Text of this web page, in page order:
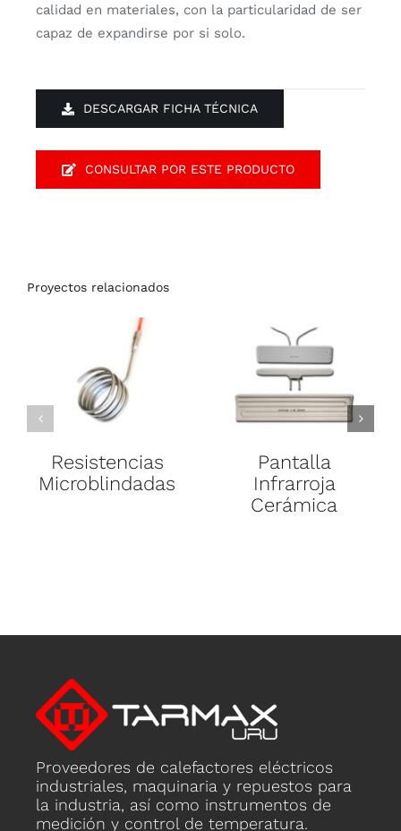
calidad en materiales, con la particularidad de ser
capaz de expandirse por si solo.
DESCARGAR FICHA TÉCNICA
CONSULTAR POR ESTE PRODUCTO
Proyectos relacionados
Resistencias
Microblindadas
Pantalla
Infrarroja
Cerámica
Proveedores de calefactores eléctricos
industriales, maquinaria y repuestos para
la industria, así como instrumentos de
medición y control de temperatura.